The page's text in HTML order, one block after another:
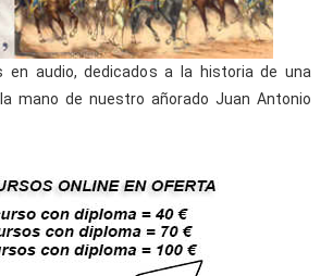
en audio, dedicados a la historia de una
mano de nuestro añorado Juan Antonio